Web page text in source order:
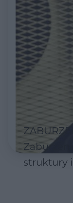
struktury